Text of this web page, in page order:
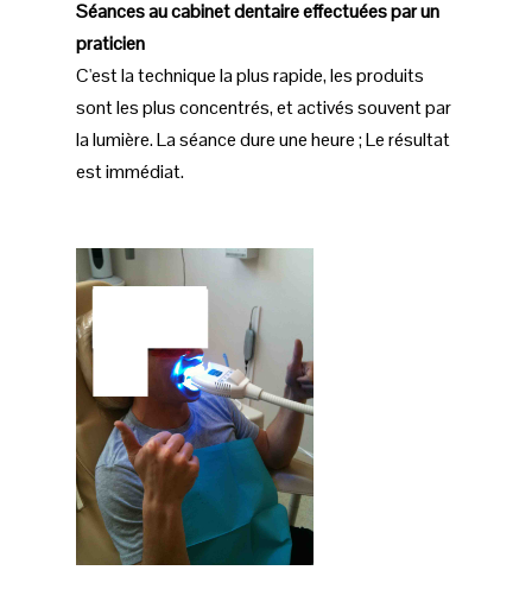
Séances au cabinet dentaire effectuées par un
praticien
C'est la technique la plus rapide, les produits
sont les plus concentrés, et activés souvent par
la lumière. La séance dure une heure ; Le résultat
est immédiat.